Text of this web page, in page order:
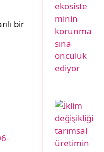
bir